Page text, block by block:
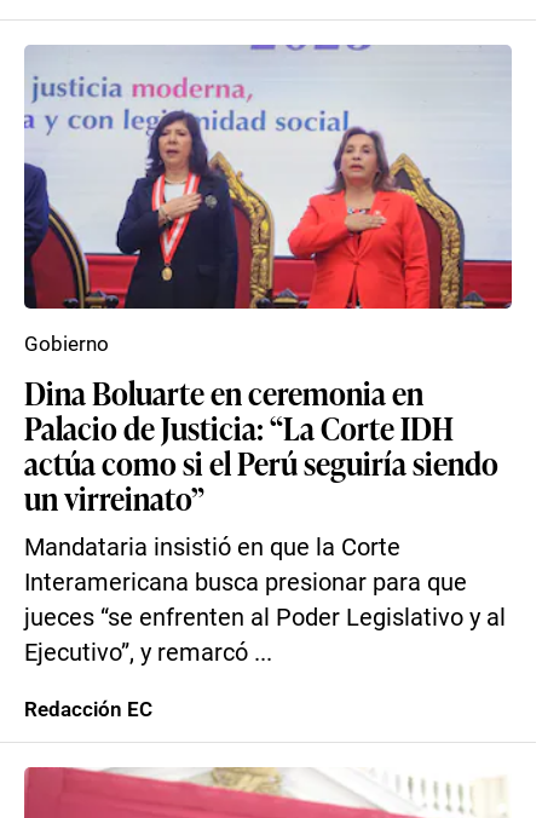
Dina Boluarte en ceremonia en
Palacio de Justicia: “La Corte IDH
actúa como si el Perú seguiría siendo
un virreinato”
Mandataria insistió en que la Corte
Interamericana busca presionar para que
jueces “se enfrenten al Poder Legislativo y al
Ejecutivo”, y remarcó ...
Gobierno
Redacción EC